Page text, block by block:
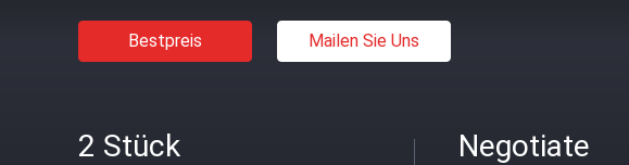
Bestpreis Mailen Sie Uns
2 Stück Negotiate